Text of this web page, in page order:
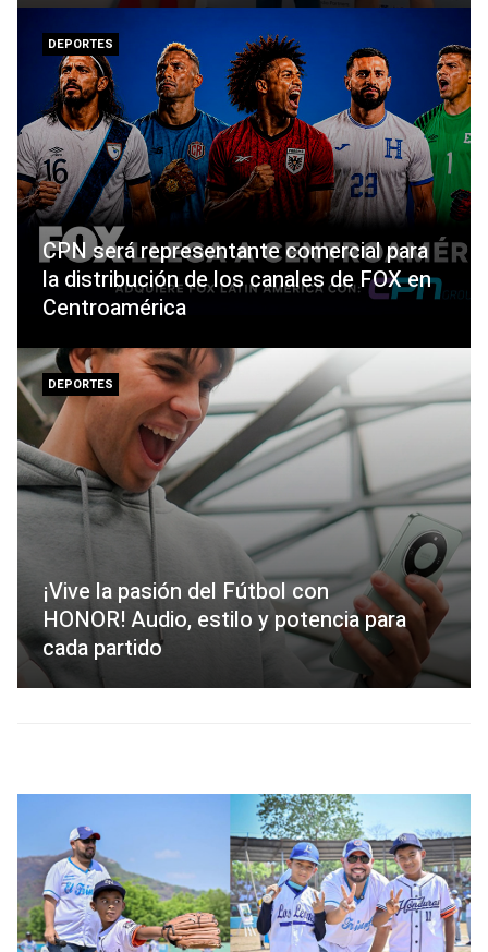
DEPORTES
CPN será representante comercial para
la distribución de los canales de FOX en
Centroamérica
DEPORTES
¡Vive la pasión del Fútbol con
HONOR! Audio, estilo y potencia para
cada partido